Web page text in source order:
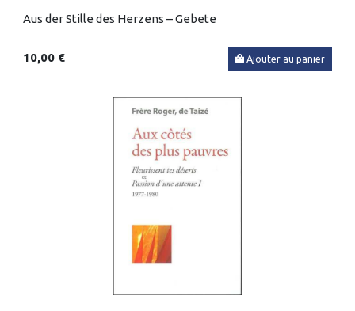
Aus der Stille des Herzens – Gebete
10,00 € Ajouter au panier